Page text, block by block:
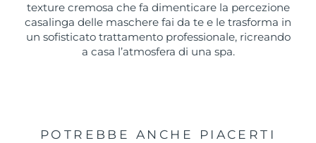
texture cremosa che fa dimenticare la percezione
casalinga delle maschere fai da te e le trasforma in
un sofisticato trattamento professionale, ricreando
a casa l’atmosfera di una spa.
POTREBBE ANCHE PIACERTI